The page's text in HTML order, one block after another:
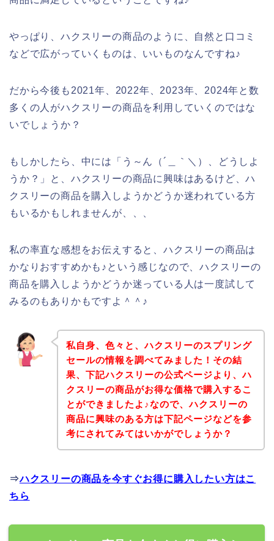
やっぱり、ハクスリーの商品のように、自然と口コミ
などで広がっていくものは、いいものなんですね♪
だから今後も2021年、2022年、2023年、2024年と数
多くの人がハクスリーの商品を利用していくのではな
いでしょうか？
もしかしたら、中には「う～ん（´＿｀＼）、どうしよ
うか？」と、ハクスリーの商品に興味はあるけど、ハ
クスリーの商品を購入しようかどうか迷われている方
もいるかもしれませんが、、、
私の率直な感想をお伝えすると、ハクスリーの商品は
かなりおすすめかも♪という感じなので、ハクスリーの
商品を購入しようかどうか迷っている人は一度試して
みるのもありかもですよ＾＾♪
私自身、色々と、ハクスリーのスプリング
セールの情報を調べてみました！その結
果、下記ハクスリーの公式ページより、ハ
クスリーの商品がお得な価格で購入するこ
とができましたよ♪なので、ハクスリーの
商品に興味のある方は下記ページなどを参
考にされてみてはいかがでしょうか？
⇒ハクスリーの商品を今すぐお得に購入したい方はこ
ちら